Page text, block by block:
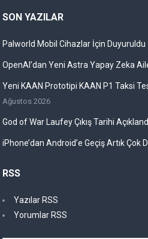
SON YAZILAR
Palworld Mobil Cihazlar İçin Duyuruldu
OpenAI’dan Yeni Astra Yapay Zeka
Yeni KAAN Prototipi KAAN P1 Taksi
Ağustos 2026
God of War Laufey Çıkış Tarihi
iPhone’dan Android’e Geçiş Artık Çok
RSS
Yazılar RSS
Yorumlar RSS